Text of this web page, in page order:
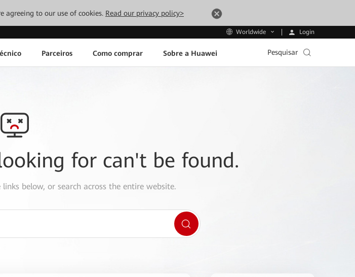
agreeing to our use of cookies. Read our privacy policy>
Worldwide Login
Parceiros Como comprar Sobre a Huawei Pesquisar
for can't be found.
links below, or search across the entire website.